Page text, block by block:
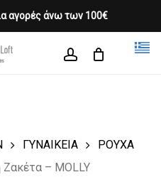
αγορές άνω των 100€
CLOSE
CART
ΓΥΝΑΙΚΕΙΑ
ΡΟΥΧΑ
Ζακέτα – MOLLY
Close